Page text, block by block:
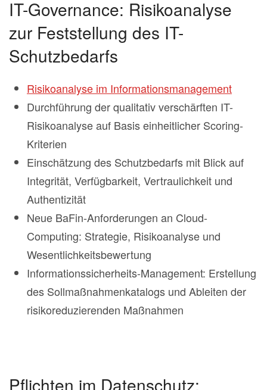
IT-Governance: Risikoanalyse
zur Feststellung des IT-
Schutzbedarfs
Risikoanalyse im Informationsmanagement
Durchführung der qualitativ verschärften IT-
Risikoanalyse auf Basis einheitlicher Scoring-
Kriterien
Einschätzung des Schutzbedarfs mit Blick auf
Integrität, Verfügbarkeit, Vertraulichkeit und
Authentizität
Neue BaFin-Anforderungen an Cloud-
Computing: Strategie, Risikoanalyse und
Wesentlichkeitsbewertung
Informationssicherheits-Management: Erstellung
des Sollmaßnahmenkatalogs und Ableiten der
risikoreduzierenden Maßnahmen
Pflichten im Datenschutz: